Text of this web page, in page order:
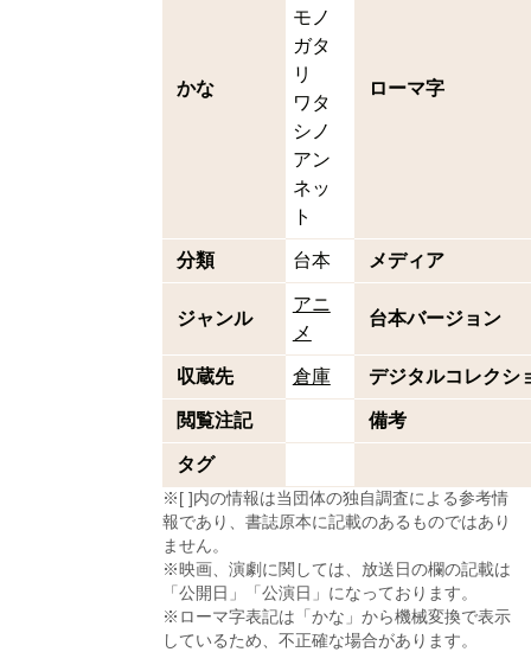
かな
モノ
ガタ
リ
ワタ
シノ
アン
ネッ
ト
ローマ字
分類 台本 メディア
ジャンル
アニ
メ
台本バージョン
収蔵先 倉庫 デジタルコレクシ
閲覧注記 備考
タグ
※[ ]内の情報は当団体の独自調査による参考情
報であり、書誌原本に記載のあるものではあり
ません。
※映画、演劇に関しては、放送日の欄の記載は
「公開日」「公演日」になっております。
※ローマ字表記は「かな」から機械変換で表示
しているため、不正確な場合があります。